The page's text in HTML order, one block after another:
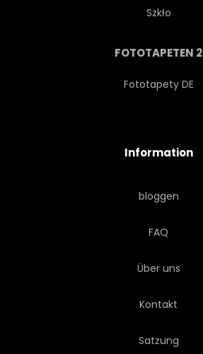
Szkło
FOTOTAPETEN 2
Fototapety DE
Information
bloggen
FAQ
Über uns
Kontakt
Satzung